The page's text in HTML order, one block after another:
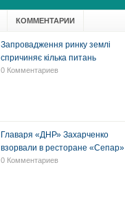
КОММЕНТАРИИ
Запровадження ринку землі
спричиняє кілька питань
0 Комментариев
Главаря «ДНР» Захарченко
взорвали в ресторане «Сепар»
0 Комментариев